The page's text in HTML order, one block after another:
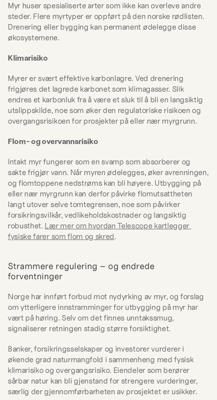
Myr huser spesialiserte arter som ikke kan overleve andre
steder. Flere myrtyper er oppført på den norske rødlisten.
Drenering eller bygging kan permanent ødelegge disse
økosystemene.
Klimarisiko
Myrer er svært effektive karbonlagre. Ved drenering
frigjøres det lagrede karbonet som klimagasser. Slik
endres et karbonluk fra å være et sluk til å bli en langsiktig
utslippskilde, noe som øker den regulatoriske risikoen og
overgangsrisikoen for prosjekter på eller nær myrgrunn.
Flom- og overvannsrisiko
Intakt myr fungerer som en svamp som absorberer og
sakte frigjør vann. Når myren ødelegges, øker avrenningen,
og flomtoppene nedstrøms kan bli høyere. Utbygging på
eller nær myrgrunn kan derfor påvirke flomutsattheten
langt utover selve tomtegrensen, noe som påvirker
forsikringsvilkår, vedlikeholdskostnader og langsiktig
robusthet. Lær mer om hvordan Telescope kartlegger
fysiske farer som flom og skred.
Strammere regulering – og endrede
forventninger
Norge har innført forbud mot nydyrking av myr, og forslag
om ytterligere innstramminger for utbygging på myr har
vært på høring. Selv om det finnes unntakssmug,
signaliserer retningen stadig større forsiktighet.
Banker, forsikringsselskaper og investorer vurderer i
økende grad naturmangfold i sammenheng med fysisk
klimarisiko og overgangsrisiko. Eiendeler som berører
sårbar natur kan bli gjenstand for strengere vurderinger,
særlig der gjennomførbarheten av prosjektet er usikker.